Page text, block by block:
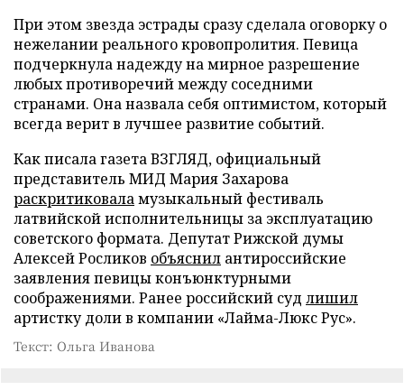
При этом звезда эстрады сразу сделала оговорку о
нежелании реального кровопролития. Певица
подчеркнула надежду на мирное разрешение
любых противоречий между соседними
странами. Она назвала себя оптимистом, который
всегда верит в лучшее развитие событий.
Как писала газета ВЗГЛЯД, официальный
представитель МИД Мария Захарова
раскритиковаламузыкальный фестиваль
латвийской исполнительницы за эксплуатацию
советского формата. Депутат Рижской думы
Алексей Росликов объяснил антироссийские
заявления певицы конъюнктурными
соображениями. Ранее российский суд лишил
артистку доли в компании «Лайма-Люкс Рус».
Текст: Ольга Иванова